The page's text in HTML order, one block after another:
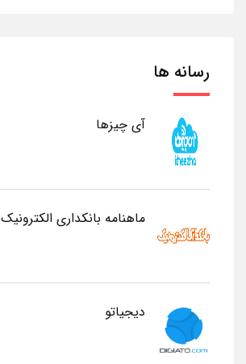
رسانه ها
آی چیزها
ماهنامه بانکداری الکترونیک
دیجیاتو